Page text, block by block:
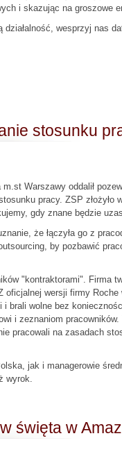
i skazując na groszowe
wesprzyj nas
stosunku
Warszawy oddalił
pracy. ZSP złożyło
gdy znane będzie
że łączyła go z
by pozbawić
"kontraktorami". Firma
wersji firmy Roche
brali wolne bez
i zeznaniom
pracowali na zasadach
jak i managerowie
wyrok.
święta w